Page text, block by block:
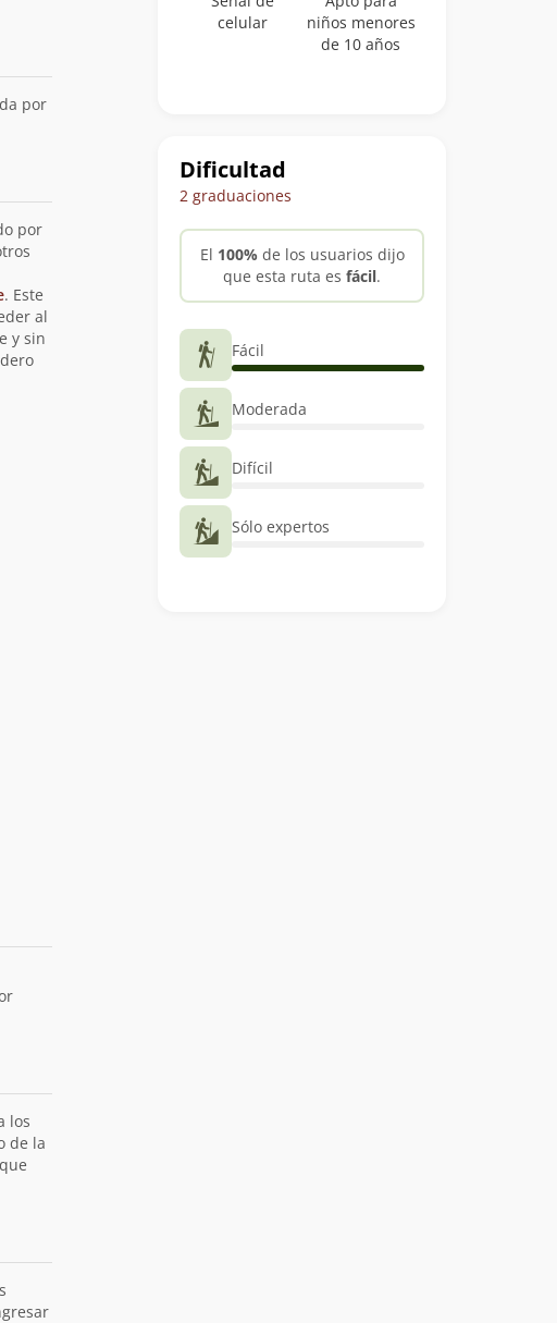
celular
niños menores
de 10 años
Dificultad
2 graduaciones
El 100% de los usuarios dijo
que esta ruta es fácil.
Fácil
Moderada
Difícil
Sólo expertos
por
por
. Este
al
y sin
los
de la